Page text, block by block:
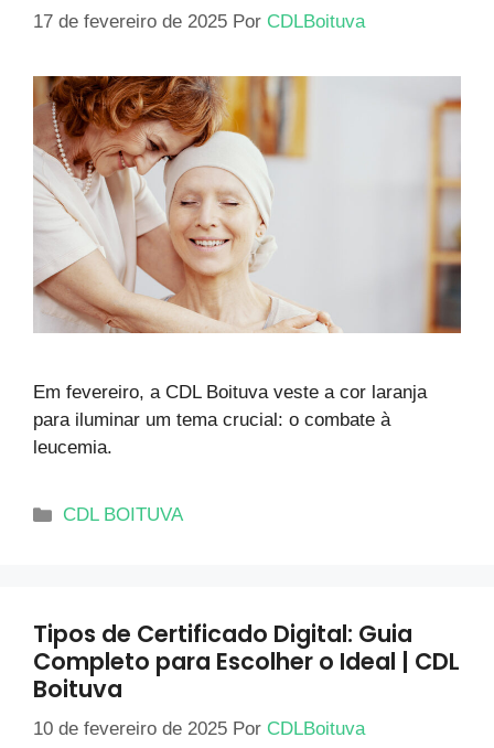
17 de fevereiro de 2025 Por CDLBoituva
Em fevereiro, a CDL Boituva veste a cor laranja
para iluminar um tema crucial: o combate à
leucemia.
CDL BOITUVA
Tipos de Certificado Digital: Guia
Completo para Escolher o Ideal | CDL
Boituva
10 de fevereiro de 2025 Por CDLBoituva